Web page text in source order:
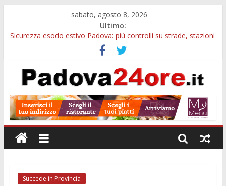
sabato, agosto 8, 2026
Ultimo:
Sicurezza esodo estivo Padova: più controlli su strade, stazioni
Calici di Stelle Arzergrande: astronomia, musica e sapori al
Casone Azzurro
Notizie di Padova alle ore 10: censimento a Monselice, arresto
Notizie di Padova alle ore 23: maltrattamenti, arresto a
Limena e progetto Cool Shop
Bando sicurezza urbana Veneto: 650mila euro per Comuni e
Polizie locali
Succede in Provincia